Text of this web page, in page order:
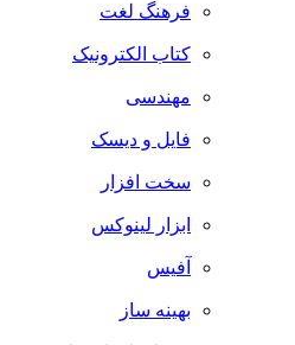
فرهنگ لغت
کتاب الکترونیک
مهندسی
فایل و دیسک
سخت افزار
ابزار لینوکس
آفیس
بهینه ساز